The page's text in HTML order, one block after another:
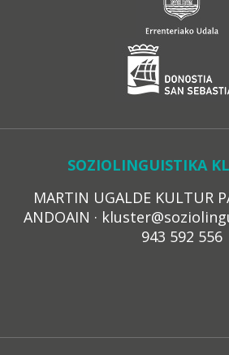
SOZIOLINGUISTIKA
MARTIN UGALDE KULTUR
ANDOAIN ·
943 592 556